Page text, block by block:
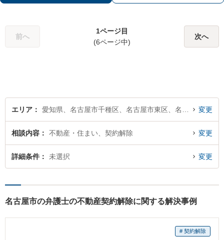
え、解決までサポートさせていただき
前へ
1ページ目
(6ページ中)
次へ
エリア 変更
相談内容 不動産・住まい、契約解除 変更
詳細条件 未選択 変更
名古屋市の弁護士の不動産契約解除に関する解決事例
# 契約解除